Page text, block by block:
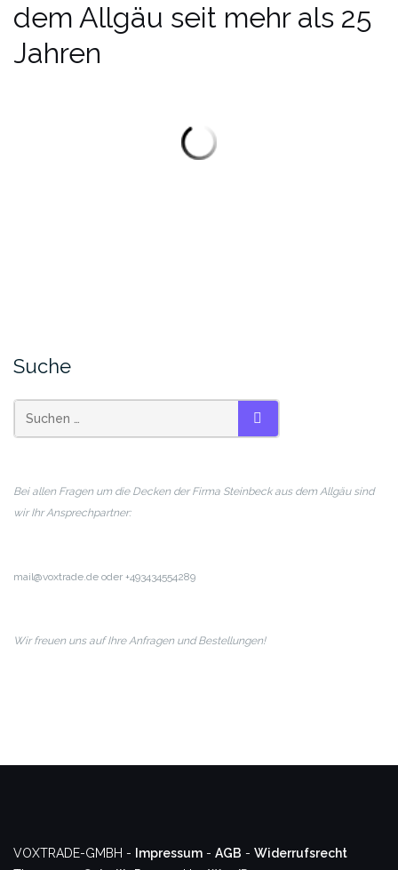
dem Allgäu seit mehr als 25
Jahren
Suche
SUCHEN
Bei allen Fragen um die Decken der Firma Steinbeck aus dem Allgäu sind
wir Ihr Ansprechpartner:
mail@voxtrade.de oder +493434554289
Wir freuen uns auf Ihre Anfragen und Bestellungen!
VOXTRADE-GMBH - Impressum - AGB - Widerrufsrecht